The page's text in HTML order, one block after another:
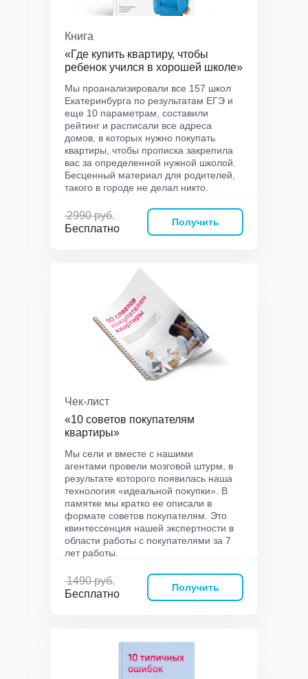
2990 руб.
Бесплатно
1490 руб.
Бесплатно
Книга
«Где купить квартиру, чтобы
ребенок учился в хорошей школе»
Получить
Чек-лист
«10 советов покупателям
квартиры»
Получить
Мы проанализировали все 157 школ
Екатеринбурга по результатам ЕГЭ и
еще 10 параметрам, составили
рейтинг и расписали все адреса
домов, в которых нужно покупать
квартиры, чтобы прописка закрепила
вас за определенной нужной школой.
Бесценный материал для родителей,
такого в городе не делал никто.
Мы сели и вместе с нашими
агентами провели мозговой штурм, в
результате которого появилась наша
технология «идеальной покупки». В
памятке мы кратко ее описали в
формате советов покупателям. Это
квинтессенция нашей экспертности в
области работы с покупателями за 7
лет работы.